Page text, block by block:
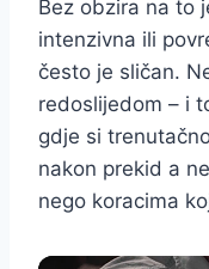
Bez obzira na to
intenzivna ili
često je sličan.
redoslijedom – i
gdje si
nakon prekid a
nego koracima